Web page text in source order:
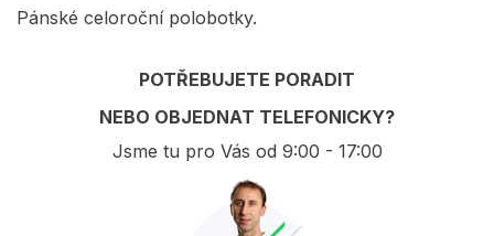
Pánské celoroční polobotky.
POTŘEBUJETE PORADIT
NEBO OBJEDNAT TELEFONICKY?
Jsme tu pro Vás od 9:00 - 17:00